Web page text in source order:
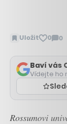
Uložit 0 0
Baví vás
Vídejte ho
Rossumovi